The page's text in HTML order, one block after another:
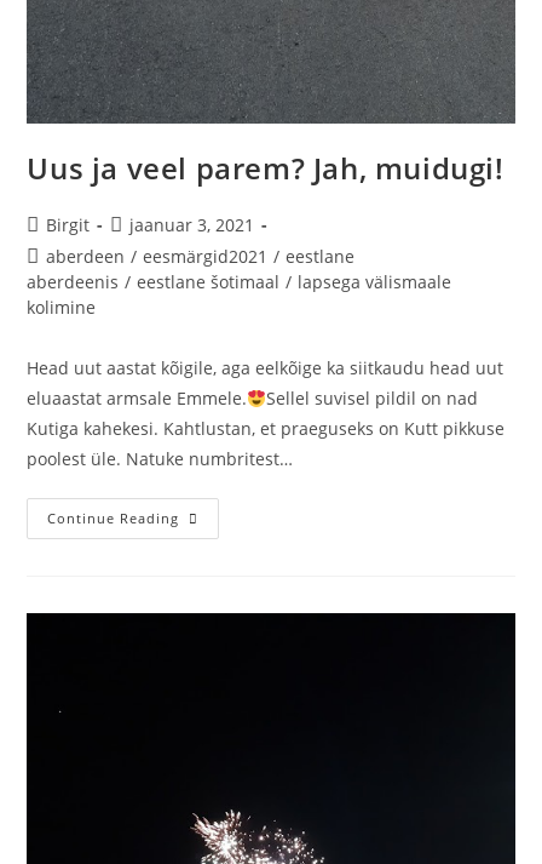
Uus ja veel parem? Jah, muidugi!
Birgit
jaanuar 3, 2021
aberdeen / eesmärgid2021 / eestlane
aberdeenis / eestlane šotimaal / lapsega välismaale
kolimine
Head uut aastat kõigile, aga eelkõige ka siitkaudu head uut
eluaastat armsale Emmele.
Sellel suvisel pildil on nad
Kutiga kahekesi. Kahtlustan, et praeguseks on Kutt pikkuse
poolest üle. Natuke numbritest…
Continue Reading